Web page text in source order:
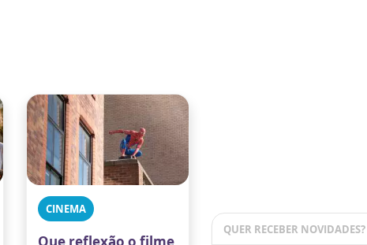
CINEMA
QUER RECEBER NOVIDADES?